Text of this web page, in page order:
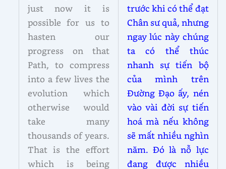
just now it is
possible for us to
hasten our
progress on that
Path, to compress
into a few lives the
evolution which
otherwise would
take many
thousands of years.
That is the effort
which is being
trước khi có thể đạt
Chân sư quả, nhưng
ngay lúc này chúng
ta có thể thúc
nhanh sự tiến bộ
của mình trên
Đường Đạo ấy, nén
vào vài đời sự tiến
hoá mà nếu không
sẽ mất nhiều nghìn
năm. Đó là nỗ lực
đang được nhiều